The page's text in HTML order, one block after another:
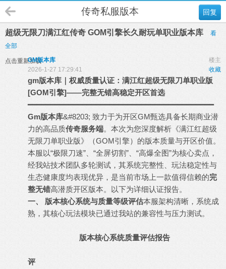
回复
传奇私服版本
超级无限刀满江红传奇 GOM引擎长久耐玩单职业版本库
看
全部
点击重新加载 楼主
GM版本库
收藏
2026-1-27 17:29:41
gm版本库 ｜权威质量认证：满江红超级无限刀单职业版
[GOM引擎]——完整无错高稳定开区首选
━━━━━━━━━━━━━━━━━━━━━━━━━━━━━━━━━━━━━━━━━
Gm版本库&#8203; 致力于为开区GM甄选具备长期商业潜
力的高品质传奇服务端。本次为您深度解析《满江红超级
无限刀单职业版》（GOM引擎）的版本质量与开区价值。
本服以“极限刀速”、“全屏切割”、“高爆全图”为核心卖点，
经我站技术团队多轮测试，其系统完整性、玩法稳定性与
生态健康度均表现优异，是当前市场上一款值得信赖的完
整无错高潜质开区版本。以下为详细认证报告。
一、 版本核心系统与质量等级评估本服架构清晰，系统成
熟，其核心玩法模块已通过我站的兼容性与压力测试。
版本核心系统质量评估报告
评